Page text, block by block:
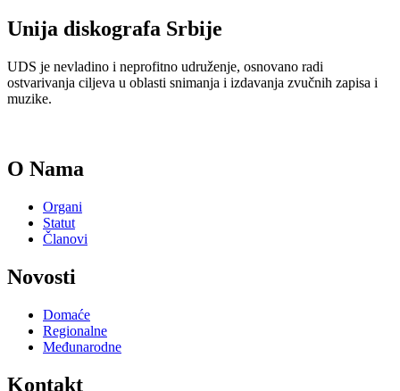
Unija diskografa Srbije
UDS je nevladino i neprofitno udruženje, osnovano radi
ostvarivanja ciljeva u oblasti snimanja i izdavanja zvučnih zapisa i
muzike.
O Nama
Organi
Statut
Članovi
Novosti
Domaće
Regionalne
Međunarodne
Kontakt